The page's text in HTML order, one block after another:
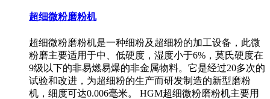
超细微粉磨粉机
超细微粉磨粉机是一种细粉及超细粉的加工设备，此微
粉磨主要适用于中、低硬度，湿度小于6%，莫氏硬度在
9级以下的非易燃易爆的非金属物料。它是经过20多次的
试验和改进，为超细粉的生产而研发制造的新型磨粉
机，细度可达0.006毫米。 HGM超细微粉磨粉机主要用